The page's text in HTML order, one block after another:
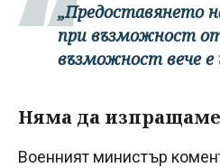
„Предоставянето
при възможност
възможност вече е
Няма да
Военният министър